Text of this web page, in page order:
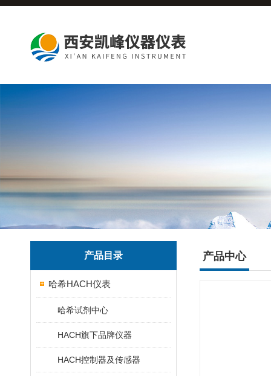
产品目录
哈希HACH仪表
哈希试剂中心
HACH旗下品牌仪器
HACH控制器及传感器
产品中心